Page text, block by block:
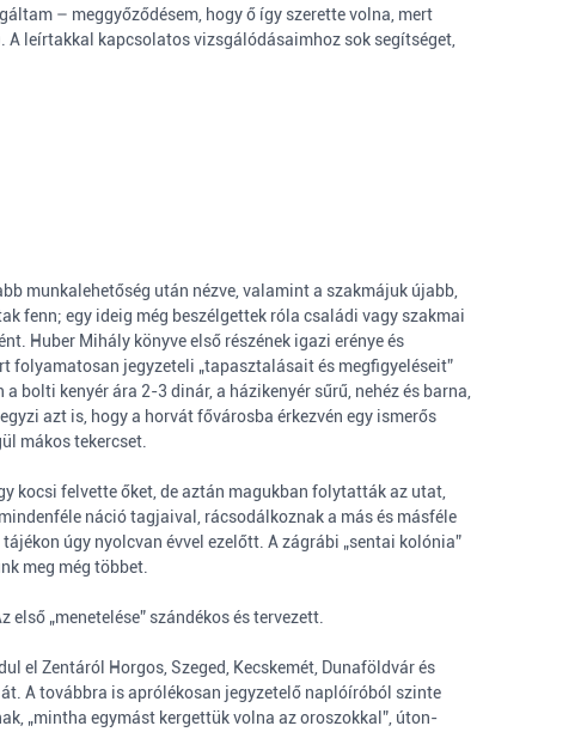
– meggyőződésem, hogy ő így szerette volna, mert
A leírtakkal kapcsolatos vizsgálódásaimhoz sok segítséget,
munkalehetőség után nézve, valamint a szakmájuk újabb,
fenn; egy ideig még beszélgettek róla családi vagy szakmai
Huber Mihály könyve első részének igazi erénye és
folyamatosan jegyzeteli „tapasztalásait és megfigyeléseit”
kenyér ára 2-3 dinár, a házikenyér sűrű, nehéz és barna,
azt is, hogy a horvát fővárosba érkezvén egy ismerős
mákos tekercset.
kocsi felvette őket, de aztán magukban folytatták az utat,
náció tagjaival, rácsodálkoznak a más és másféle
úgy nyolcvan évvel ezelőtt. A zágrábi „sentai kolónia”
meg még többet.
„menetelése” szándékos és tervezett.
el Zentáról Horgos, Szeged, Kecskemét, Dunaföldvár és
A továbbra is aprólékosan jegyzetelő naplóíróból szinte
„mintha egymást kergettük volna az oroszokkal”, úton-